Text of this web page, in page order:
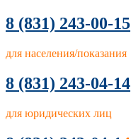
8 (831) 243-00-15
для населения/показания
8 (831) 243-04-14
для юридических лиц